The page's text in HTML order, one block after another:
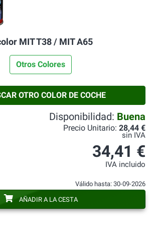
MIT T38 / MIT A65
Otros Colores
OTRO COLOR DE COCHE
Disponibilidad: Buena
Precio Unitario: 28,44 €
sin IVA
34,41 €
IVA incluido
Válido hasta: 30-09-2026
AÑADIR A LA CESTA